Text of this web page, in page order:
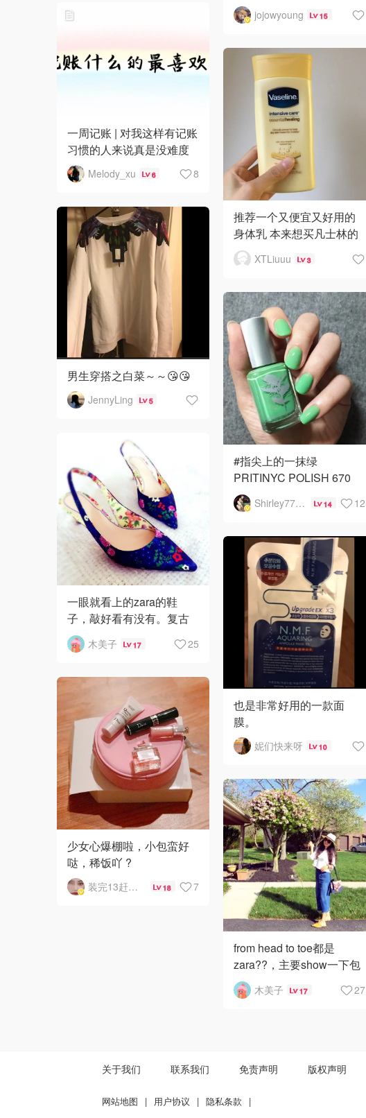
jojowyoung 15
一周记账 | 对我这样有记账
习惯的人来说真是没难度
Melody_xu 6 8
推荐一个又便宜又好用的
身体乳 本来想买凡士林的
身体喷雾 结果买完了就买
了这个身体乳试一试 特别
效
XTLiuuu 3
男生穿搭之白菜～～😘😘
JennyLing 5
#指尖上的一抹绿
PRITINYC POLISH 670
love patt
的，但是比较安全，是
Shirley7777777 14 12
一眼就看上的zara的鞋
子，敲好看有没有。复古
小碎花，跟儿还不高，穿
起来好走路不会太累。
因为是尖头的，显的脚还
比较长
木美子 17 25
也是非常好用的一款面
膜。
妮们快来呀 10
少女心爆棚啦，小包蛮好
哒，稀饭吖 ?
装完13赶快跑 18 7
from head to toe都是
zara??，主要show一下包
包上身图哈，包包的袋子
一根背起来特别长，两根
木美子 17 27
关于我们 联系我们 免责声明 版权声明
网站地图 | 用户协议 | 隐私条款 |